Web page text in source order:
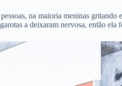
na maioria meninas
a deixaram nervosa, então